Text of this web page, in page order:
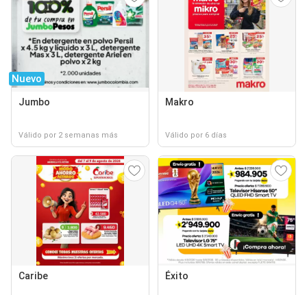
Nuevo
Jumbo
Válido por 2 semanas más
Makro
Válido por 6 días
Caribe Éxito